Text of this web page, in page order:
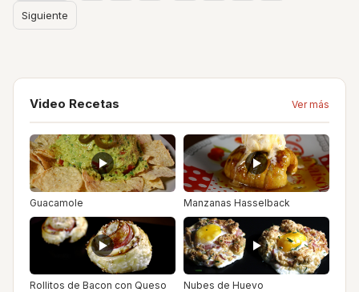
Siguiente
Video Recetas Ver más
Guacamole Manzanas Hasselback
Rollitos de Bacon con Queso Nubes de Huevo